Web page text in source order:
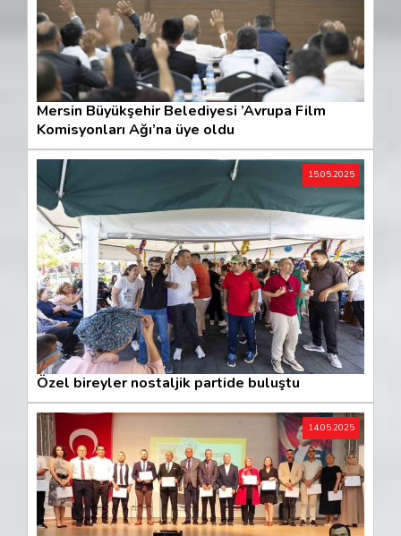
Mersin Büyükşehir Belediyesi ’Avrupa Film
Komisyonları Ağı’na üye oldu
15.05.2025
Özel bireyler nostaljik partide buluştu
14.05.2025